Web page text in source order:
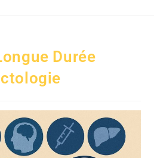
Durée